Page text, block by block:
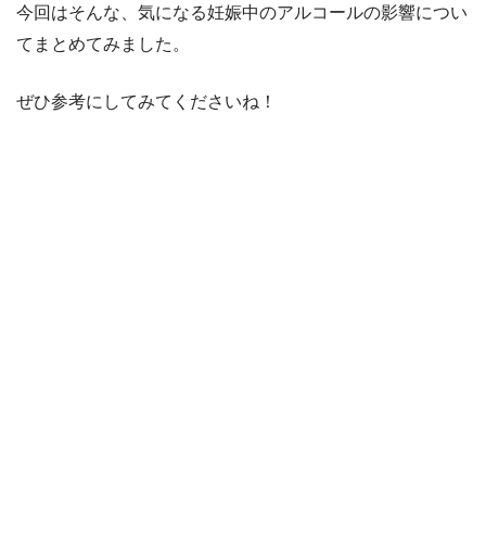
今回はそんな、気になる妊娠中のアルコールの影響につい
てまとめてみました。
ぜひ参考にしてみてくださいね！